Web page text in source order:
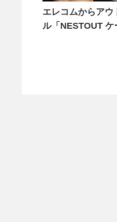
エレコムからア
ル「NESTOUT